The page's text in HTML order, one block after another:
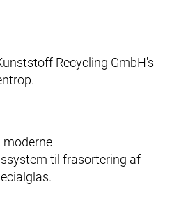
Recycling GmbH's
til frasortering af